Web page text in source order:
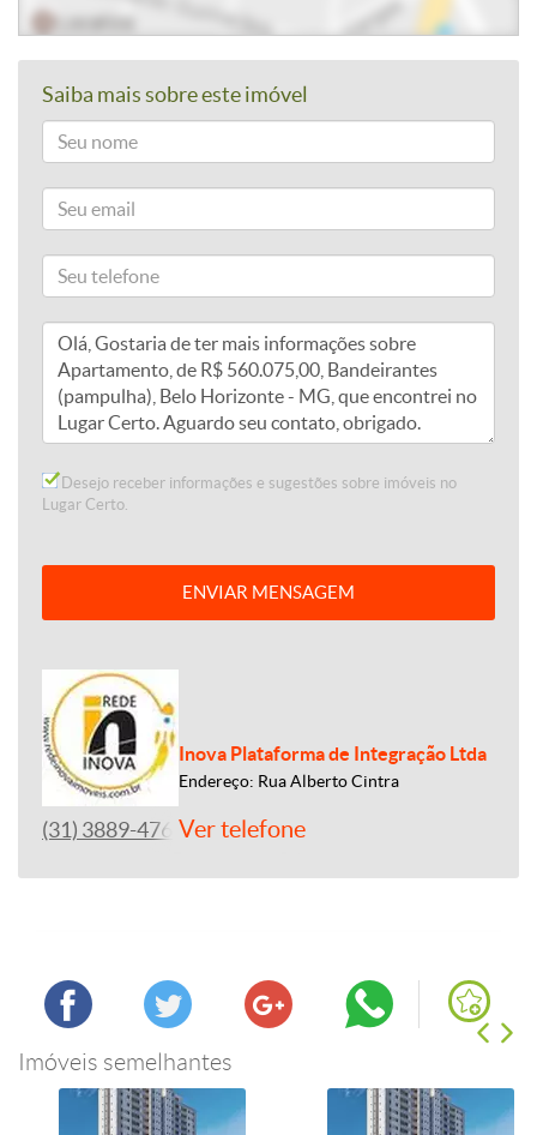
Saiba mais sobre este imóvel
Desejo receber informações e sugestões sobre imóveis no
Lugar Certo.
ENVIAR MENSAGEM
Inova Plataforma de Integração Ltda
Endereço: Rua Alberto Cintra
(31) 3889-4765Ver telefone
Imóveis semelhantes